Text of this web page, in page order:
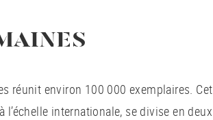
réunit environ 100 000 exemplaires. Cet
internationale, se divise en deux